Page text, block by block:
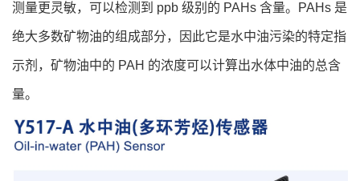
测量更灵敏，可以检测到 ppb 级别的 PAHs 含量。PAHs 是
绝大多数矿物油的组成部分，因此它是水中油污染的特定指
示剂，矿物油中的 PAH 的浓度可以计算出水体中油的总含
量。